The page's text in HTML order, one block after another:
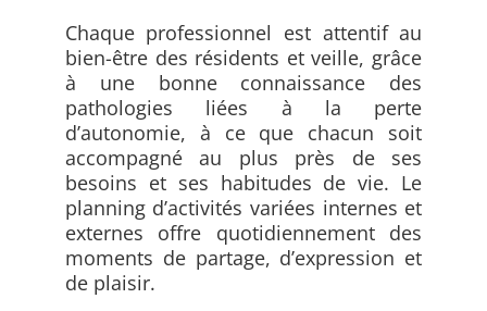
Chaque professionnel est attentif au
bien-être des résidents et veille, grâce
à une bonne connaissance des
pathologies liées à la perte
d’autonomie, à ce que chacun soit
accompagné au plus près de ses
besoins et ses habitudes de vie. Le
planning d’activités variées internes et
externes offre quotidiennement des
moments de partage, d’expression et
de plaisir.